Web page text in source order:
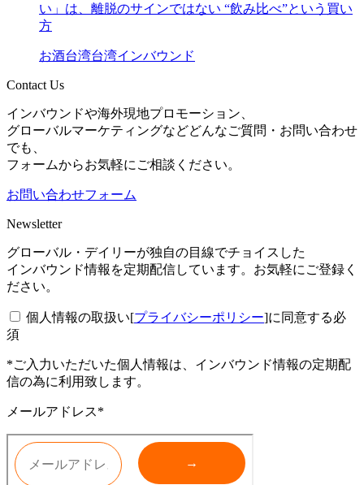
い」は、離脱のサインではない “飲み比べ”という買い
方
お酒台湾台湾インバウンド
Contact Us
インバウンドや海外現地プロモーション、
グローバルマーケティングなどどんなご質問・お問い合わせ
でも、
フォームからお気軽にご相談ください。
お問い合わせフォーム
Newsletter
グローバル・デイリーが独自の目線でチョイスした
インバウンド情報を定期配信しています。お気軽にご登録く
ださい。
個人情報の取扱い[プライバシーポリシー]に同意する必
須
*ご入力いただいた個人情報は、インバウンド情報の定期配
信の為に利用致します。
メールアドレス*